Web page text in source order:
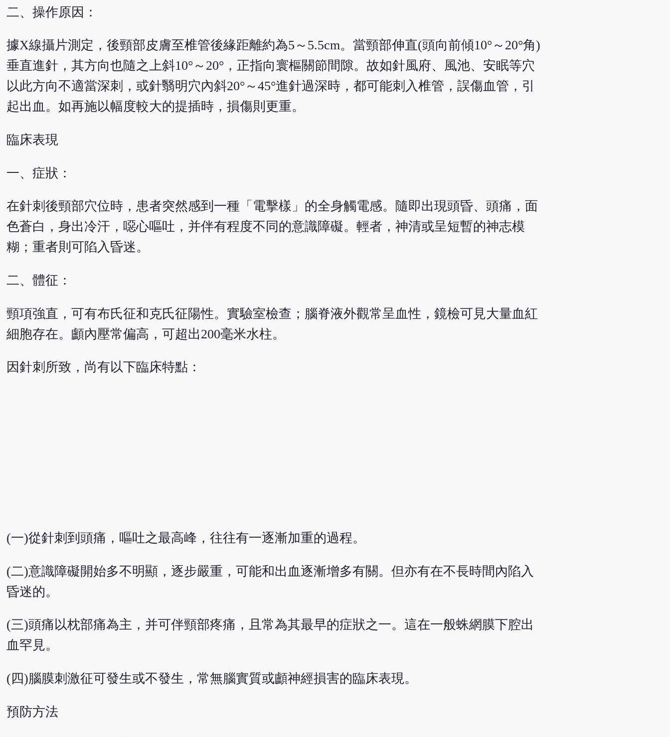
二、操作原因：
據X線攝片測定，後頸部皮膚至椎管後緣距離約為5～5.5cm。當頸部伸直(頭向前傾10°～20°角)
垂直進針，其方向也隨之上斜10°～20°，正指向寰樞關節間隙。故如針風府、風池、安眠等穴
以此方向不適當深刺，或針翳明穴內斜20°～45°進針過深時，都可能刺入椎管，誤傷血管，引
起出血。如再施以幅度較大的提插時，損傷則更重。
臨床表現
一、症狀：
在針刺後頸部穴位時，患者突然感到一種「電擊樣」的全身觸電感。隨即出現頭昏、頭痛，面
色蒼白，身出冷汗，噁心嘔吐，并伴有程度不同的意識障礙。輕者，神清或呈短暫的神志模
糊；重者則可陷入昏迷。
二、體征：
頸項強直，可有布氏征和克氏征陽性。實驗室檢查；腦脊液外觀常呈血性，鏡檢可見大量血紅
細胞存在。顱內壓常偏高，可超出200毫米水柱。
因針刺所致，尚有以下臨床特點：
(一)從針刺到頭痛，嘔吐之最高峰，往往有一逐漸加重的過程。
(二)意識障礙開始多不明顯，逐步嚴重，可能和出血逐漸增多有關。但亦有在不長時間內陷入
昏迷的。
(三)頭痛以枕部痛為主，并可伴頸部疼痛，且常為其最早的症狀之一。這在一般蛛網膜下腔出
血罕見。
(四)腦膜刺激征可發生或不發生，常無腦實質或顱神經損害的臨床表現。
預防方法